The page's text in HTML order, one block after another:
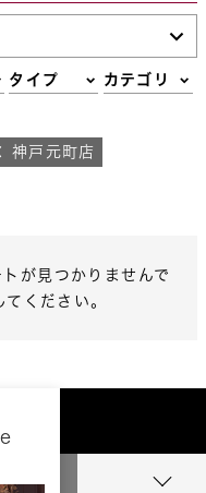
タイプ カテゴリ
神戸元町店
が見つかりませんで
ください。